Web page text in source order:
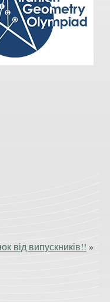
від випускників!! »